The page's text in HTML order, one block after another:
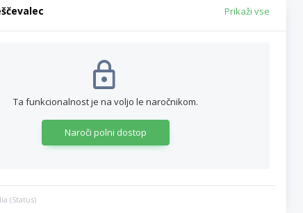
Prikaži vse
Ta funkcionalnost je na voljo le naročnikom.
Naroči polni dostop
(Status)